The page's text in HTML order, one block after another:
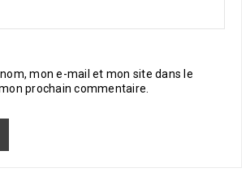
mon e-mail et mon site dans le
prochain commentaire.